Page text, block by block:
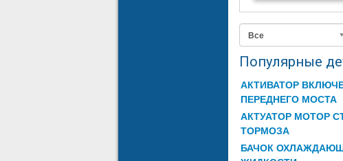
Все
Популярные
АКТИВАТОР
ПЕРЕДНЕГО МОСТА
АКТУАТОР МОТОР
ТОРМОЗА
БАЧОК